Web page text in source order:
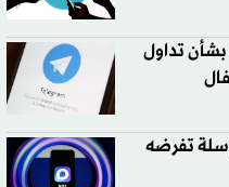
تداول
تفرضه